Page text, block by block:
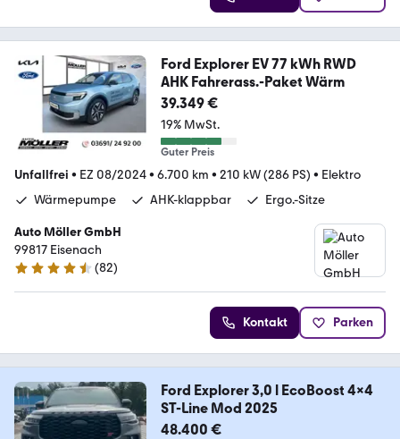
Ford Explorer EV 77 kWh RWD
AHK Fahrerass.-Paket Wärm
39.349 €
19% MwSt.
Guter Preis
Unfallfrei • EZ 08/2024• 6.700 km • 210 kW (286 PS) • Elektro
Wärmepumpe
AHK-klappbar Ergo.-Sitze
Auto Möller GmbH
99817 Eisenach
4.7 Sterne
(82)
Kontakt Parken
Ford Explorer 3,0 l EcoBoost 4x4
ST-Line Mod 2025
48.400 €